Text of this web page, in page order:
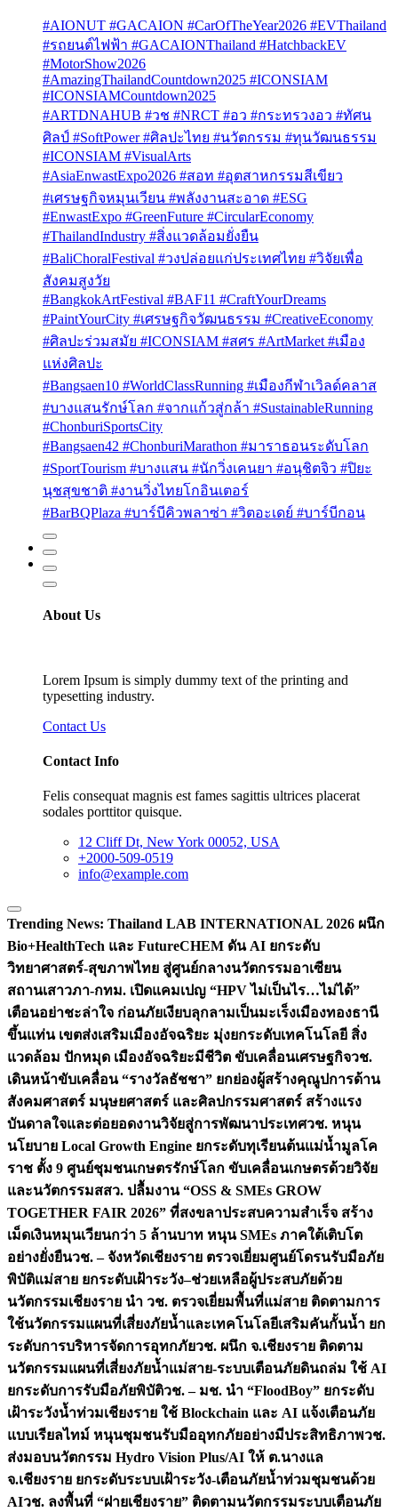
#AIONUT #GACAION #CarOfTheYear2026 #EVThailand
#รถยนต์ไฟฟ้า #GACAIONThailand #HatchbackEV
#MotorShow2026
#AmazingThailandCountdown2025 #ICONSIAM
#ICONSIAMCountdown2025
#ARTDNAHUB #วช #NRCT #อว #กระทรวงอว #ทัศน
ศิลป์ #SoftPower #ศิลปะไทย #นวัตกรรม #ทุนวัฒนธรรม
#ICONSIAM #VisualArts
#AsiaEnwastExpo2026 #สอท #อุตสาหกรรมสีเขียว
#เศรษฐกิจหมุนเวียน #พลังงานสะอาด #ESG
#EnwastExpo #GreenFuture #CircularEconomy
#ThailandIndustry #สิ่งแวดล้อมยั่งยืน
#BaliChoralFestival #วงปล่อยแก่ประเทศไทย #วิจัยเพื่อ
สังคมสูงวัย
#BangkokArtFestival #BAF11 #CraftYourDreams
#PaintYourCity #เศรษฐกิจวัฒนธรรม #CreativeEconomy
#ศิลปะร่วมสมัย #ICONSIAM #สศร #ArtMarket #เมือง
แห่งศิลปะ
#Bangsaen10 #WorldClassRunning #เมืองกีฬาเวิลด์คลาส
#บางแสนรักษ์โลก #จากแก้วสู่กล้า #SustainableRunning
#ChonburiSportsCity
#Bangsaen42 #ChonburiMarathon #มาราธอนระดับโลก
#SportTourism #บางแสน #นักวิ่งเคนยา #อนุชิตจิว #ปิยะ
นุชสุขชาติ #งานวิ่งไทยโกอินเตอร์
#BarBQPlaza #บาร์บีคิวพลาซ่า #วิตอะเดย์ #บาร์บีกอน
About Us
Lorem Ipsum is simply dummy text of the printing and
typesetting industry.
Contact Us
Contact Info
Felis consequat magnis est fames sagittis ultrices placerat
sodales porttitor quisque.
12 Cliff Dt, New York 00052, USA
+2000-509-0519
info@example.com
Trending News: Thailand LAB INTERNATIONAL 2026 ผนึก
Bio+HealthTech และ FutureCHEM ดัน AI ยกระดับ
วิทยาศาสตร์-สุขภาพไทย สู่ศูนย์กลางนวัตกรรมอาเซียน
สถานเสาวภา-กทม. เปิดแคมเปญ “HPV ไม่เป็นไร…ไม่ได้”
เตือนอย่าชะล่าใจ ก่อนภัยเงียบลุกลามเป็นมะเร็งเมืองทองธานี
ขึ้นแท่น เขตส่งเสริมเมืองอัจฉริยะ มุ่งยกระดับเทคโนโลยี สิ่ง
แวดล้อม ปักหมุด เมืองอัจฉริยะมีชีวิต ขับเคลื่อนเศรษฐกิจวช.
เดินหน้าขับเคลื่อน “รางวัลธัชชา” ยกย่องผู้สร้างคุณูปการด้าน
สังคมศาสตร์ มนุษยศาสตร์ และศิลปกรรมศาสตร์ สร้างแรง
บันดาลใจและต่อยอดงานวิจัยสู่การพัฒนาประเทศวช. หนุน
นโยบาย Local Growth Engine ยกระดับทุเรียนต้นแม่น้ำมูลโค
ราช ตั้ง 9 ศูนย์ชุมชนเกษตรรักษ์โลก ขับเคลื่อนเกษตรด้วยวิจัย
และนวัตกรรมสสว. ปลื้มงาน “OSS & SMEs GROW
TOGETHER FAIR 2026” ที่สงขลาประสบความสำเร็จ สร้าง
เม็ดเงินหมุนเวียนกว่า 5 ล้านบาท หนุน SMEs ภาคใต้เติบโต
อย่างยั่งยืนวช. – จังหวัดเชียงราย ตรวจเยี่ยมศูนย์โดรนรับมือภัย
พิบัติแม่สาย ยกระดับเฝ้าระวัง–ช่วยเหลือผู้ประสบภัยด้วย
นวัตกรรมเชียงราย นำ วช. ตรวจเยี่ยมพื้นที่แม่สาย ติดตามการ
ใช้นวัตกรรมแผนที่เสี่ยงภัยน้ำและเทคโนโลยีเสริมคันกั้นน้ำ ยก
ระดับการบริหารจัดการอุทกภัยวช. ผนึก จ.เชียงราย ติดตาม
นวัตกรรมแผนที่เสี่ยงภัยน้ำแม่สาย-ระบบเตือนภัยดินถล่ม ใช้ AI
ยกระดับการรับมือภัยพิบัติวช. – มช. นำ “FloodBoy” ยกระดับ
เฝ้าระวังน้ำท่วมเชียงราย ใช้ Blockchain และ AI แจ้งเตือนภัย
แบบเรียลไทม์ หนุนชุมชนรับมืออุทกภัยอย่างมีประสิทธิภาพวช.
ส่งมอบนวัตกรรม Hydro Vision Plus/AI ให้ ต.นางแล
จ.เชียงราย ยกระดับระบบเฝ้าระวัง-เตือนภัยน้ำท่วมชุมชนด้วย
AIวช. ลงพื้นที่ “ฝายเชียงราย” ติดตามนวัตกรรมระบบเตือนภัย